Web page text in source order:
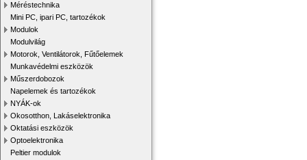
Méréstechnika
Mini PC, ipari PC, tartozékok
Modulok
Modulvilág
Motorok, Ventilátorok, Fűtőelemek
Munkavédelmi eszközök
Műszerdobozok
Napelemek és tartozékok
NYÁK-ok
Okosotthon, Lakáselektronika
Oktatási eszközök
Optoelektronika
Peltier modulok